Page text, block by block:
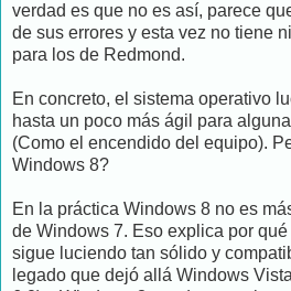
verdad es que no es así, parece
de sus errores y esta vez no tiene
para los de Redmond.
En concreto, el sistema operativo
hasta un poco más ágil para
(Como el encendido del equipo).
Windows 8?
En la práctica Windows 8 no es
de Windows 7. Eso explica por
sigue luciendo tan sólido y
legado que dejó allá Windows